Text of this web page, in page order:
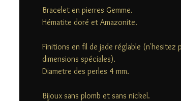
Bracelet en pierres Gemme.
Hématite doré et Amazonite.
Finitions en fil de jade réglable (n'hesitez
dimensions spéciales).
Diametre des perles 4 mm.
Bijoux sans plomb et sans nickel.